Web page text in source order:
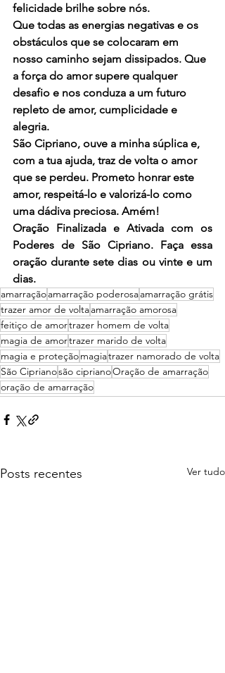
felicidade brilhe sobre nós.
Que todas as energias negativas e os
obstáculos que se colocaram em
nosso caminho sejam dissipados. Que
a força do amor supere qualquer
desafio e nos conduza a um futuro
repleto de amor, cumplicidade e
alegria.
São Cipriano, ouve a minha súplica e,
com a tua ajuda, traz de volta o amor
que se perdeu. Prometo honrar este
amor, respeitá-lo e valorizá-lo como
uma dádiva preciosa. Amém!
Oração Finalizada e Ativada com os
Poderes de São Cipriano. Faça essa
oração durante sete dias ou vinte e um
dias.
amarraçãoamarração poderosaamarração grátis
trazer amor de voltaamarração amorosa
feitiço de amortrazer homem de volta
magia de amortrazer marido de volta
magia e proteçãomagiatrazer namorado de volta
São Ciprianosão ciprianoOração de amarração
oração de amarração
Posts recentes Ver tudo